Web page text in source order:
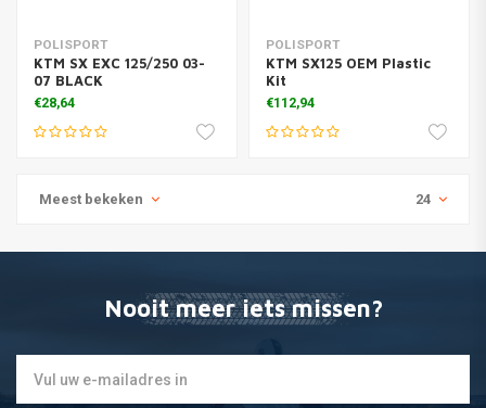
POLISPORT
KTM SX EXC 125/250 03-
07 BLACK
€28,64
POLISPORT
KTM SX125 OEM Plastic
Kit
€112,94
Meest bekeken 24
Nooit meer iets missen?